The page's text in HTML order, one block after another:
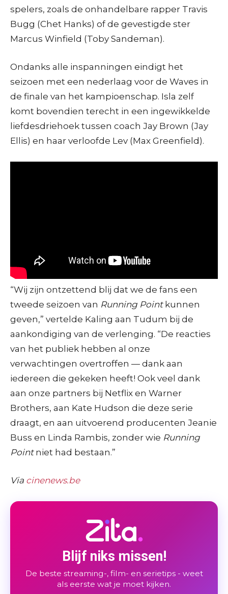
spelers, zoals de onhandelbare rapper Travis
Bugg (Chet Hanks) of de gevestigde ster
Marcus Winfield (Toby Sandeman).
Ondanks alle inspanningen eindigt het
seizoen met een nederlaag voor de Waves in
de finale van het kampioenschap. Isla zelf
komt bovendien terecht in een ingewikkelde
liefdesdriehoek tussen coach Jay Brown (Jay
Ellis) en haar verloofde Lev (Max Greenfield).
“Wij zijn ontzettend blij dat we de fans een
tweede seizoen van Running Pointkunnen
geven,” vertelde Kaling aan Tudum bij de
aankondiging van de verlenging. “De reacties
van het publiek hebben al onze
verwachtingen overtroffen — dank aan
iedereen die gekeken heeft! Ook veel dank
aan onze partners bij Netflix en Warner
Brothers, aan Kate Hudson die deze serie
draagt, en aan uitvoerend producenten Jeanie
Buss en Linda Rambis, zonder wie Running
Pointniet had bestaan.”
Via cinenews.be
Blijf niks missen!
De beste streaming-, film- en serietips - weet
als eerste wat je moet kijken.